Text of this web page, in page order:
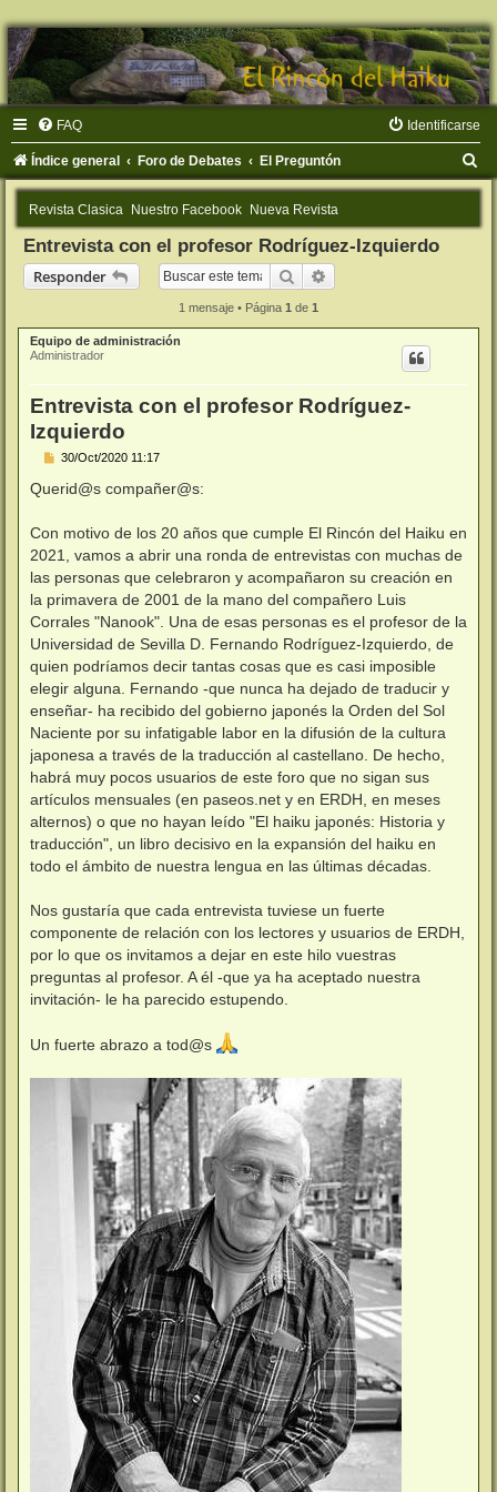
FAQ Identificarse
Índice general Foro de Debates El Preguntón
u
Revista Clasica Nuestro Facebook Nueva Revista
Entrevista con el profesor Rodríguez-Izquierdo
Responder
Buscar
1 mensaje • Página 1 de 1
Equipo de administración
Administrador
Entrevista con el profesor Rodríguez-
Izquierdo
M
n
j
e
30/Oct/2020 11:17
Querid@s compañer@s:
Con motivo de los 20 años que cumple El Rincón del Haiku en
2021, vamos a abrir una ronda de entrevistas con muchas de
las personas que celebraron y acompañaron su creación en
la primavera de 2001 de la mano del compañero Luis
Corrales "Nanook". Una de esas personas es el profesor de la
Universidad de Sevilla D. Fernando Rodríguez-Izquierdo, de
quien podríamos decir tantas cosas que es casi imposible
elegir alguna. Fernando -que nunca ha dejado de traducir y
enseñar- ha recibido del gobierno japonés la Orden del Sol
Naciente por su infatigable labor en la difusión de la cultura
japonesa a través de la traducción al castellano. De hecho,
habrá muy pocos usuarios de este foro que no sigan sus
artículos mensuales (en paseos.net y en ERDH, en meses
alternos) o que no hayan leído "El haiku japonés: Historia y
traducción", un libro decisivo en la expansión del haiku en
todo el ámbito de nuestra lengua en las últimas décadas.
Nos gustaría que cada entrevista tuviese un fuerte
componente de relación con los lectores y usuarios de ERDH,
por lo que os invitamos a dejar en este hilo vuestras
preguntas al profesor. A él -que ya ha aceptado nuestra
invitación- le ha parecido estupendo.
Un fuerte abrazo a tod@s